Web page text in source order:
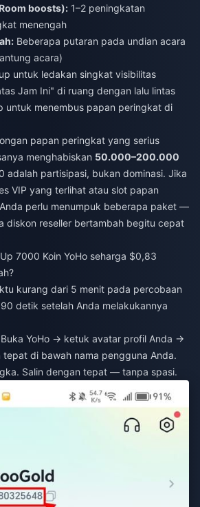
boosts): 1–2 peningkatan
menengah
Beberapa putaran pada undian acara
acara)
untuk ledakan singkat visibilitas
Jam Ini" di ruang dengan lalu lintas
menembus papan peringkat di
papan peringkat yang serius
menghabiskan 50.000–200.000
adalah partisipasi, bukan dominasi. Jika
VIP yang terlihat atau slot papan
perlu menumpuk beberapa paket —
diskon reseller bertambah begitu cepat
7000 Koin YoHo seharga $0,83
kurang dari 5 menit pada percobaan
detik setelah Anda melakukannya
Buka YoHo → ketuk avatar profil Anda →
tepat di bawah nama pengguna Anda.
Salin dengan tepat — tanpa spasi.